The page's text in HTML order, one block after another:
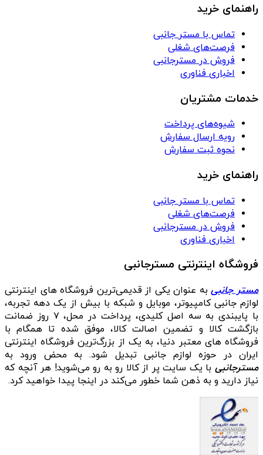
راهنمای خرید
تماس با مستر جانبی
فرصت‌های شغلی
فروش در مسترجانبی
اخباری فناوری
خدمات مشتریان
شیوه‌های پرداخت
رویه ارسال سفارش
نحوه ثبت سفارش
راهنمای خرید
تماس با مستر جانبی
فرصت‌های شغلی
فروش در مسترجانبی
اخباری فناوری
فروشگاه اینترنتی مسترجانبی
مستر جانبیبه عنوان یکی از قدیمی‌ترین فروشگاه های اینترنتی
لوازم جانبی کامپیوتر، موبایل و شبکه با بیش از یک دهه تجربه،
با پایبندی به سه اصل کلیدی، پرداخت در محل، ۷ روز ضمانت
بازگشت کالا و تضمین اصالت کالا، موفق شده تا همگام با
فروشگاه‌ های معتبر دنیا، به یک از بزرگ‌ترین فروشگاه اینترنتی
ایران در حوزه لوازم جانبی تبدیل شود. به محض ورود به
مسترجانبی با یک سایت پر از کالا رو به رو می‌شوید! هر آنچه که
نیاز دارید و به ذهن شما خطور می‌کند در اینجا پیدا خواهید کرد.